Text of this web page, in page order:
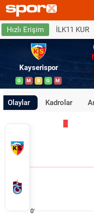
Hızlı Erişim İLK11 KUR
Kayserispor
G M B G M
Olaylar Kadrolar
0'